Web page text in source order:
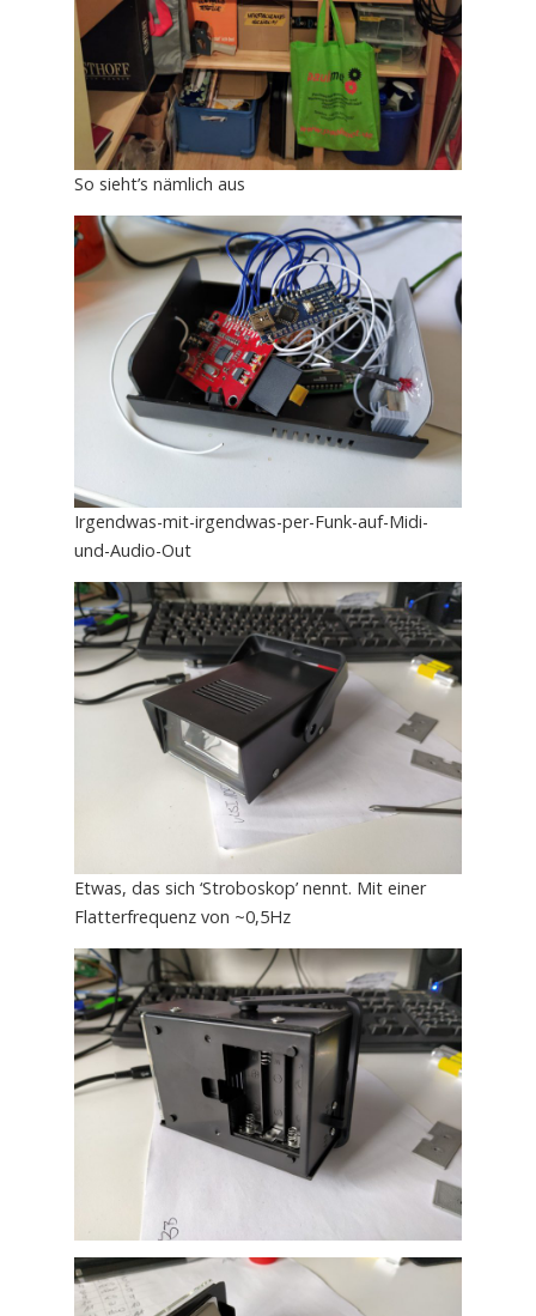
So sieht’s nämlich aus
Irgendwas-mit-irgendwas-per-Funk-auf-Midi-
und-Audio-Out
Etwas, das sich ‘Stroboskop’ nennt. Mit einer
Flatterfrequenz von ~0,5Hz